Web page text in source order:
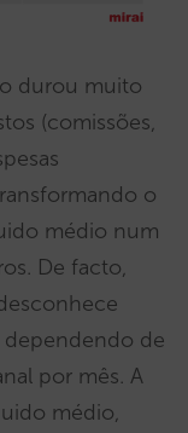
durou muito
(comissões,
o
médio num
De facto,
de
por mês. A
médio,